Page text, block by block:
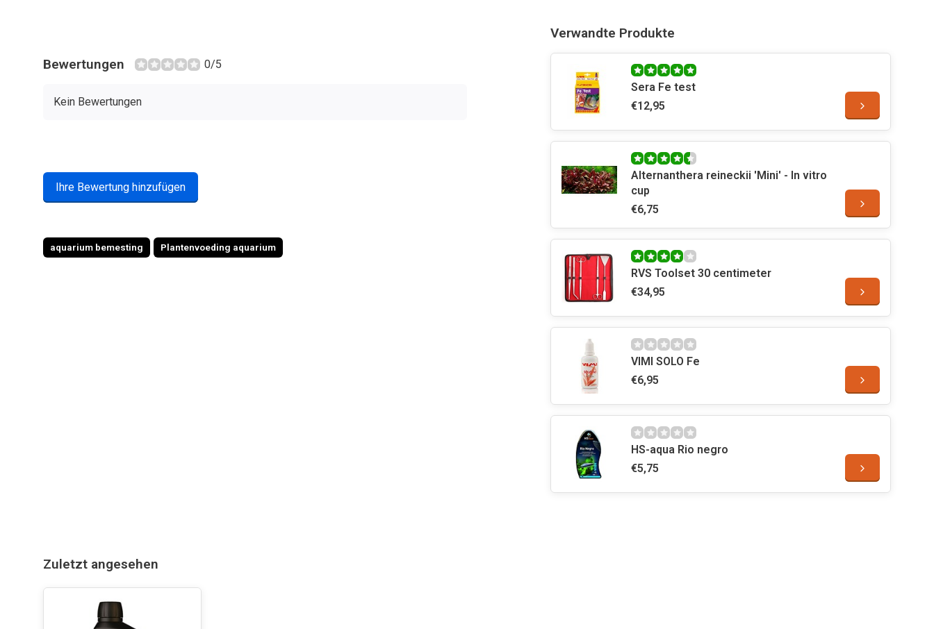
Bewertungen 0/5
Kein Bewertungen
Ihre Bewertung hinzufügen
aquarium bemesting Plantenvoeding aquarium
Verwandte Produkte
Sera Fe test
€12,95
Alternanthera reineckii 'Mini' - In vitro
cup
€6,75
RVS Toolset 30 centimeter
€34,95
VIMI SOLO Fe
€6,95
HS-aqua Rio negro
€5,75
Zuletzt angesehen